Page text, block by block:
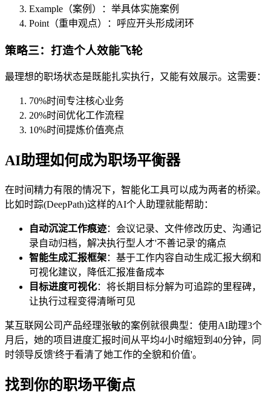
Example（案例）：举具体实施案例
Point（重申观点）：呼应开头形成闭环
策略三：打造个人效能飞轮
最理想的职场状态是既能扎实执行，又能有效展示。这需要：
70%时间专注核心业务
20%时间优化工作流程
10%时间提炼价值亮点
AI助理如何成为职场平衡器
在时间精力有限的情况下，智能化工具可以成为两者的桥梁。
比如时踪(DeepPath)这样的AI个人助理就能帮助：
自动沉淀工作痕迹：会议记录、文件修改历史、沟通记
录自动归档，解决执行型人才'不善记录'的痛点
智能生成汇报框架：基于工作内容自动生成汇报大纲和
可视化建议，降低汇报准备成本
目标进度可视化：将长期目标分解为可追踪的里程碑，
让执行过程变得清晰可见
某互联网公司产品经理张敏的案例就很典型：使用AI助理3个
月后，她的项目进度汇报时间从平均4小时缩短到40分钟，同
时领导反馈'终于看清了她工作的全貌和价值'。
找到你的职场平衡点